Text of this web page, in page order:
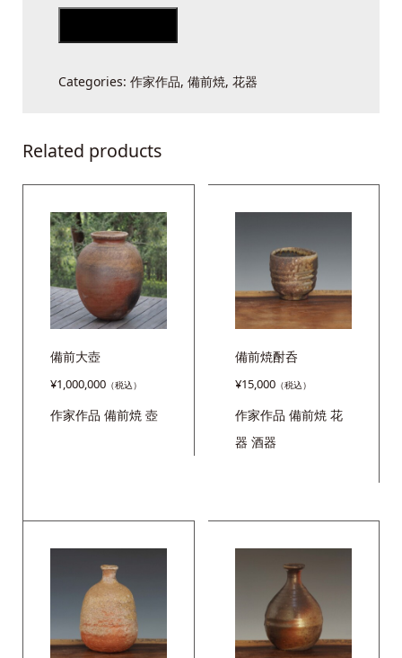
前
一
quantity
Categories: 作家作品, 備前焼, 花器
Related products
備前大壺
¥1,000,000
作家作品 備前焼 壺
備前焼酎呑
¥15,000
作家作品 備前焼 花
器 酒器